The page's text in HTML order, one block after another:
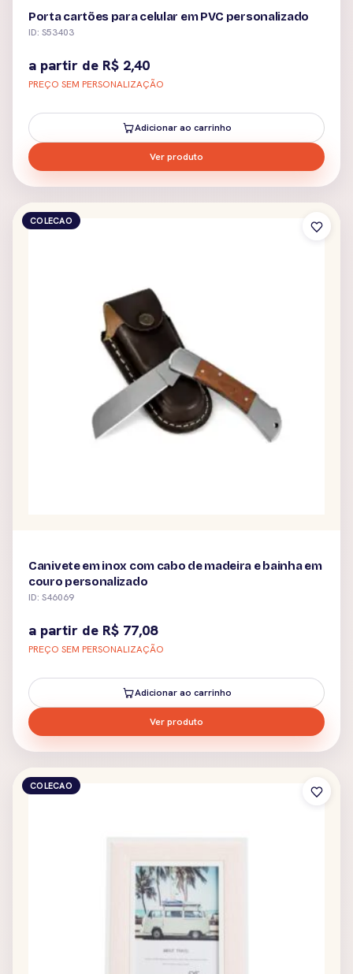
Porta cartões para celular em PVC personalizado
ID: S53403
a partir de R$ 2,40
PREÇO SEM PERSONALIZAÇÃO
Adicionar ao carrinho
Ver produto
COLECAO
Canivete em inox com cabo de madeira e bainha em
couro personalizado
ID: S46069
a partir de R$ 77,08
PREÇO SEM PERSONALIZAÇÃO
Adicionar ao carrinho
Ver produto
COLECAO